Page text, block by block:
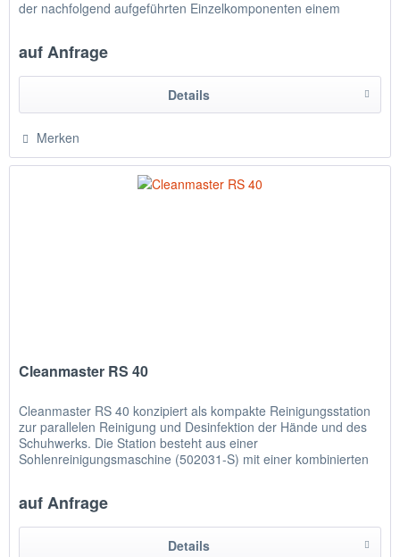
der nachfolgend aufgeführten Einzelkomponenten einem
auf Anfrage
Details
Merken
Cleanmaster RS 40
Cleanmaster RS 40 konzipiert als kompakte Reinigungsstation
zur parallelen Reinigung und Desinfektion der Hände und des
Schuhwerks. Die Station besteht aus einer
Sohlenreinigungsmaschine (502031-S) mit einer kombinierten
auf Anfrage
Details